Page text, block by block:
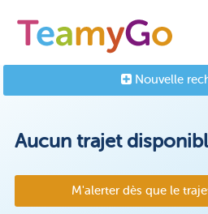
Nouvelle
Aucun trajet
M'alerter dès que le